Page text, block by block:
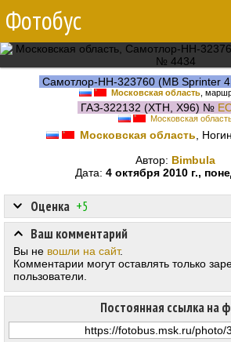
Фотобус
Самотлор-НН-323760 (MB Sprinter
Московская область ,
ГАЗ-322132 (XTH, X96) №
Московская
Московская область ,
Автор: Bimbula
Дата: 4 октября 2010 г.,
Оценка +5
Постоянная ссылка на
Ваш комментарий
Вы не вошли на сайт.
Комментарии могут оставлять только
пользователи.